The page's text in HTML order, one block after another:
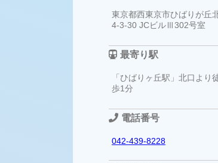
東京都西東京市ひばりが丘
4-3-30 JCビルⅢ302号室
最寄り駅
「ひばりヶ丘駅」北口より
歩1分
電話番号
042-439-8228